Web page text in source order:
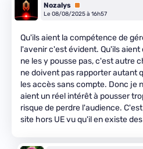
Nozalys Premium
Le 08/08/2025 à 16h57
Qu'ils aient la compétence de
l'avenir c'est évident. Qu'ils
ne les y pousse pas, c'est autre
ne doivent pas rapporter autant
les accès sans compte. Donc je
aient un réel intérêt à pousser
risque de perdre l'audience.
site hors UE vu qu'il en existe